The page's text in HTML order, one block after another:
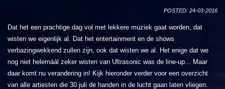
POSTED: 24-03-2016
Dat het een prachtige dag vol met lekkere muziek gaat worden, dat
wisten we eigenlijk al. Dat het entertainment en de shows
verbazingwekkend zullen zijn, ook dat wisten we al. Het enige dat we
nog niet helemáál zeker wisten van Ultrasonic was de line-up... Maar
daar komt nu verandering in! Kijk hieronder verder voor een overzicht
van alle artiesten die 30 juli de handen in de lucht gaan laten vliegen.